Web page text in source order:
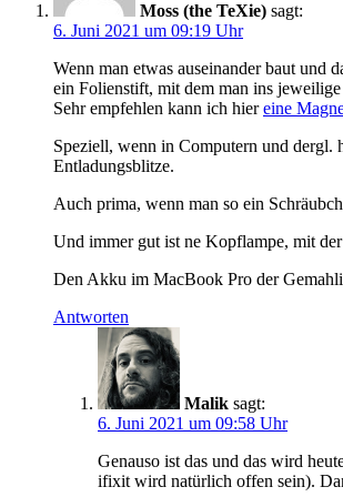
Moss (the TeXie) sagt:
6. Juni 2021 um 09:19 Uhr
Wenn man etwas auseinander baut und
ein Folienstift, mit dem man ins
Sehr empfehlen kann ich hiereine
Speziell, wenn in Computern und dergl.
Entladungsblitze.
Auch prima, wenn man so ein
Und immer gut ist ne Kopflampe, mit
Den Akku im MacBook Pro der
Antworten
Malik sagt:
6. Juni 2021 um 09:58 Uhr
Genauso ist das und das wird
ifixit wird natürlich offen sein).